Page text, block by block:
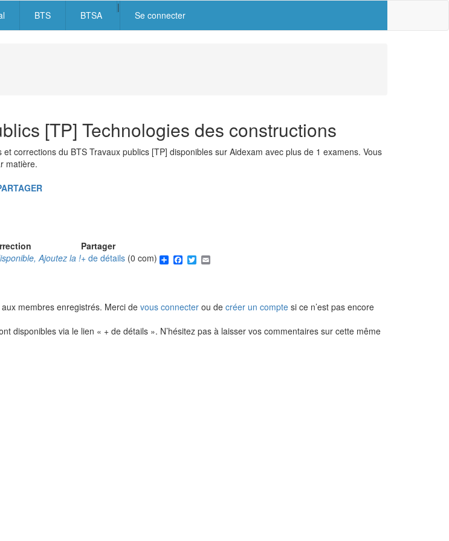
BTS BTSA
|
Se connecter
[TP] Technologies des constructions
corrections du BTS Travaux publics [TP] disponibles sur Aidexam avec plus de 1 examens. Vous
matière.
Partager
Ajoutez la !+ de détails (0 com) ShareFacebook
TwitterEmail
membres enregistrés. Merci de vous connecterou de créer un comptesi ce n’est pas encore
disponibles via le lien « + de détails ». N’hésitez pas à laisser vos commentaires sur cette même